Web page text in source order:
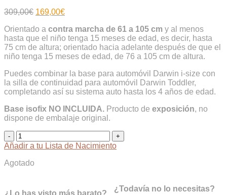
309,00€ El
original
era:
309,00€.
169,00€El
actual
es:
169,00€.
Orientado a contra marcha de 61 a 105 cm y al menos
hasta que el niño tenga 15 meses de edad, es decir, hasta
75 cm de altura; orientado hacia adelante después de que el
niño tenga 15 meses de edad, de 76 a 105 cm de altura.
Puedes combinar la base para automóvil Darwin i-size con
la silla de continuidad para automóvil Darwin Toddler,
completando así su sistema auto hasta los 4 años de edad.
Base isofix NO INCLUIDA. Producto de exposición, no
dispone de embalaje original.
Darwin
Toddler
Size
Grupo
Añadir a tu Lista de Nacimiento
Agotado
¿Todavía no lo necesitas?